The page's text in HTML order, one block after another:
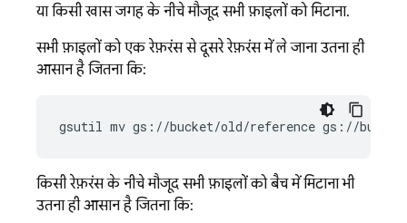
या किसी खास जगह के नीचे मौजूद सभी फ़ाइलों को मिटाना.
सभी फ़ाइलों को एक रेफ़रंस से दूसरे रेफ़रंस में ले जाना उतना ही
आसान है जितना कि:
gsutil mv gs://bucket/old/reference gs://bucket/
किसी रेफ़रंस के नीचे मौजूद सभी फ़ाइलों को बैच में मिटाना भी
उतना ही आसान है जितना कि: